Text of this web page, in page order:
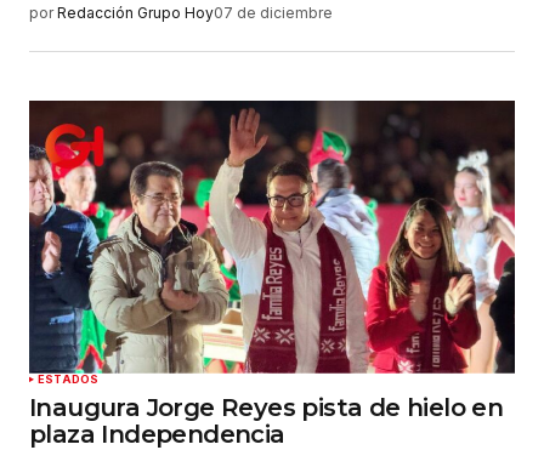
por Redacción Grupo Hoy07 de diciembre
ESTADOS
Inaugura Jorge Reyes pista de hielo en
plaza Independencia